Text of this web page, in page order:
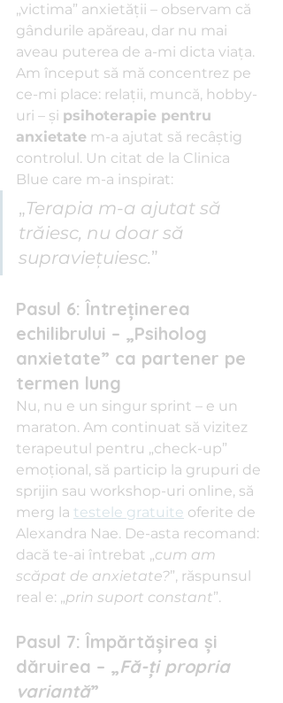
„victima” anxietăţii – observam că
gândurile apăreau, dar nu mai
aveau puterea de a-mi dicta viaţa.
Am început să mă concentrez pe
ce-mi place: relaţii, muncă, hobby-
uri – şi psihoterapie pentru
anxietate m-a ajutat să recâştig
controlul. Un citat de la Clinica
Blue care m-a inspirat:
„Terapia m-a ajutat să
trăiesc, nu doar să
supravieţuiesc.”
Pasul 6: Întreținerea
echilibrului – „Psiholog
anxietate” ca partener pe
termen lung
Nu, nu e un singur sprint – e un
maraton. Am continuat să vizitez
terapeutul pentru „check-up”
emoţional, să particip la grupuri de
sprijin sau workshop-uri online, să
merg la testele gratuite oferite de
Alexandra Nae. De-asta recomand:
dacă te-ai întrebat „cum am
scăpat de anxietate?”, răspunsul
real e: „prin suport constant”.
Pasul 7: Împărtăşirea şi
dăruirea – „Fă-ţi propria
variantă”